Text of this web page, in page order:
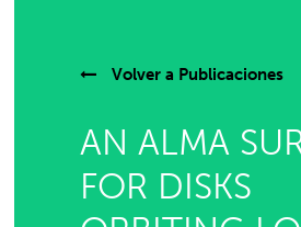
Volver a Publicaciones
AN ALMA
FOR DISKS